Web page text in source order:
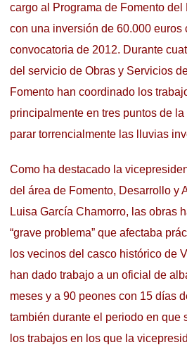
cargo al Programa de Fomento
con una inversión de 60.000 euros
convocatoria de 2012. Durante
del servicio de Obras y Servicios
Fomento han coordinado los
principalmente en tres puntos de
parar torrencialmente las lluvias
Como ha destacado la
del área de Fomento, Desarrollo y
Luisa García Chamorro, las obras
“grave problema” que afectaba
los vecinos del casco histórico de
han dado trabajo a un oficial de
meses y a 90 peones con 15 días
también durante el periodo en que
los trabajos en los que la